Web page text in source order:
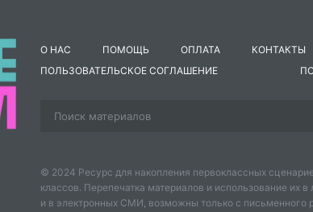
О НАС ПОМОЩЬ ОПЛАТА КОНТАКТЫ
ПОЛЬЗОВАТЕЛЬСКОЕ СОГЛАШЕНИЕ
© 2024 Ресурс для накопления первоклассных
классов. Перепечатка материалов и использование их
и в электронных СМИ, возможны только с письменного